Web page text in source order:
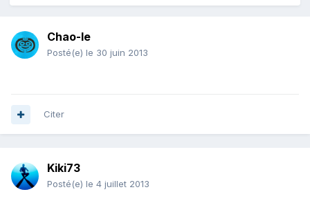
Chao-le
Posté(e) le 30 juin 2013
Citer
Kiki73
Posté(e) le 4 juillet 2013